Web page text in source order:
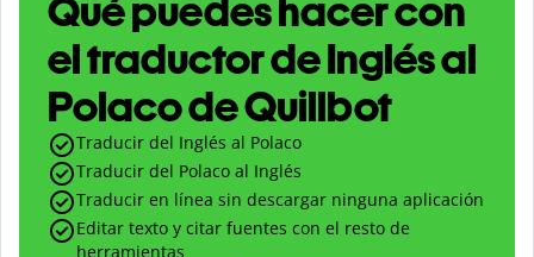
Qué puedes hacer con
el traductor de Inglés al
Polaco de Quillbot
Traducir del Inglés al Polaco
Traducir del Polaco al Inglés
Traducir en línea sin descargar ninguna aplicación
Editar texto y citar fuentes con el resto de
herramientas